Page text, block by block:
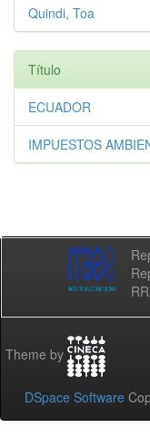
Quindi, Toa
Título
ECUADOR
IMPUESTOS
Theme by
DSpace Software